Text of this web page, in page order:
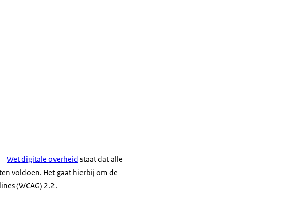
Wet digitale overheid staat dat alle
voldoen. Het gaat hierbij om de
(WCAG) 2.2.